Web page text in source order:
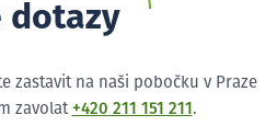
dotazy
zastavit na naši pobočku v Praze
zavolat +420 211 151 211 .